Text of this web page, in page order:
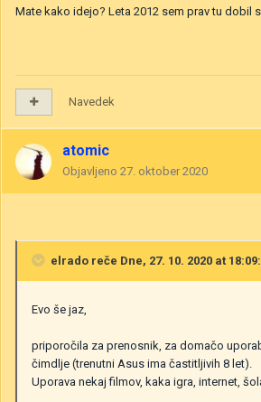
Mate kako idejo? Leta 2012 sem prav tu dobil
Navedek
atomic
Objavljeno 27. oktober 2020
elrado reče Dne, 27. 10. 2020 at 18:09:
Evo še jaz,
priporočila za prenosnik, za domačo
čimdlje (trenutni Asus ima častitljivih 8 let).
Uporava nekaj filmov, kaka igra, internet,